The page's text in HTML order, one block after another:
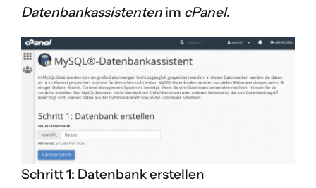
Datenbankassistenten im cPanel.
Schritt 1: Datenbank erstellen